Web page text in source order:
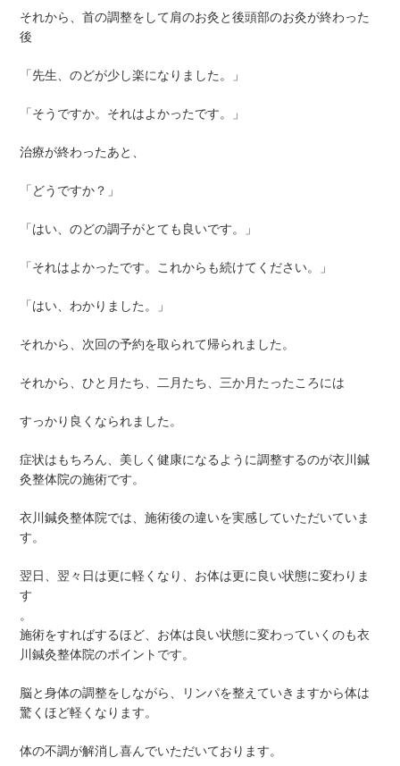
それから、首の調整をして肩のお灸と後頭部のお灸が終わった
後
「先生、のどが少し楽になりました。」
「そうですか。それはよかったです。」
治療が終わったあと、
「どうですか？」
「はい、のどの調子がとても良いです。」
「それはよかったです。これからも続けてください。」
「はい、わかりました。」
それから、次回の予約を取られて帰られました。
それから、ひと月たち、二月たち、三か月たったころには
すっかり良くなられました。
症状はもちろん、美しく健康になるように調整するのが衣川鍼
灸整体院の施術です。
衣川鍼灸整体院では、施術後の違いを実感していただいていま
す。
翌日、翌々日は更に軽くなり、お体は更に良い状態に変わりま
す
。
施術をすればするほど、お体は良い状態に変わっていくのも衣
川鍼灸整体院のポイントです。
脳と身体の調整をしながら、リンパを整えていきますから体は
驚くほど軽くなります。
体の不調が解消し喜んでいただいております。